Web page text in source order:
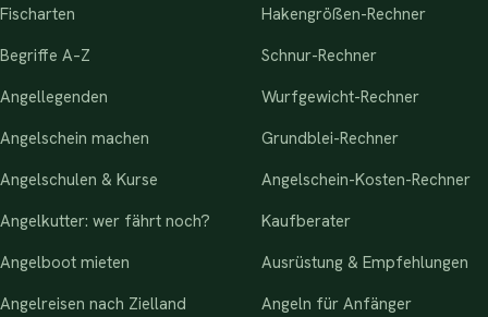
Fischarten
Begriffe A–Z
Angellegenden
Angelschein machen
Angelschulen & Kurse
Angelkutter: wer fährt noch?
Angelboot mieten
Angelreisen nach Zielland
Hakengrößen-Rechner
Schnur-Rechner
Wurfgewicht-Rechner
Grundblei-Rechner
Angelschein-Kosten-Rechner
Kaufberater
Ausrüstung & Empfehlungen
Angeln für Anfänger